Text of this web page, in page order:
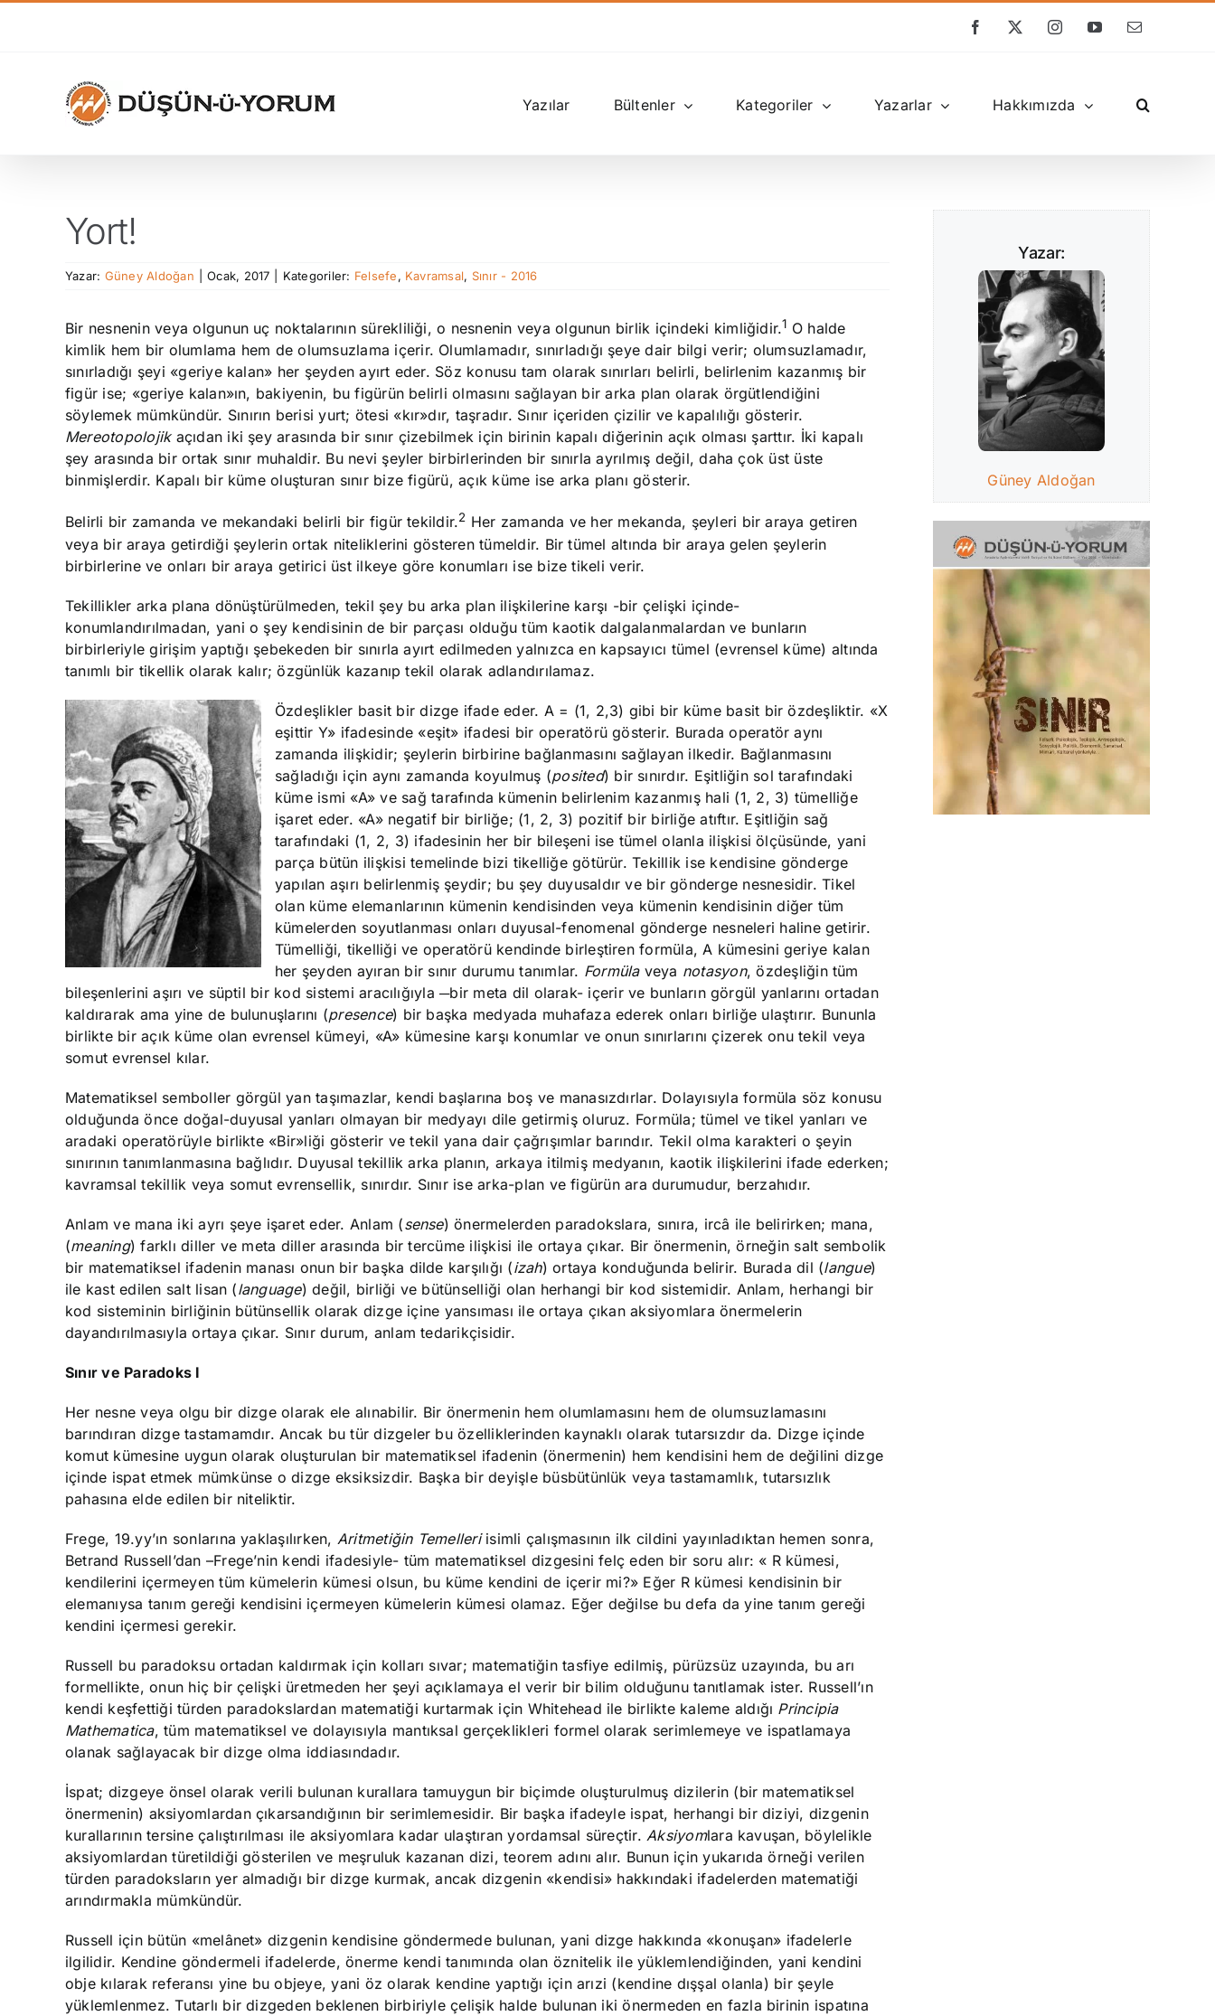
Facebook
X InstagramYouTube
E-
Yazılar Bültenler Kategoriler Yazarlar Hakkımızda
Yort!
Yazar: Güney Aldoğan Ocak, 2017 Kategoriler: Felsefe, Kavramsal, Sınır - 2016
Bir nesnenin veya olgunun uç noktalarının sürekliliği, o nesnenin veya olgunun birlik içindeki kimliğidir.1 O halde
kimlik hem bir olumlama hem de olumsuzlama içerir. Olumlamadır, sınırladığı şeye dair bilgi verir; olumsuzlamadır,
sınırladığı şeyi «geriye kalan» her şeyden ayırt eder. Söz konusu tam olarak sınırları belirli, belirlenim kazanmış bir
figür ise; «geriye kalan»ın, bakiyenin, bu figürün belirli olmasını sağlayan bir arka plan olarak örgütlendiğini
söylemek mümkündür. Sınırın berisi yurt; ötesi «kır»dır, taşradır. Sınır içeriden çizilir ve kapalılığı gösterir.
Mereotopolojikaçıdan iki şey arasında bir sınır çizebilmek için birinin kapalı diğerinin açık olması şarttır. İki kapalı
şey arasında bir ortak sınır muhaldir. Bu nevi şeyler birbirlerinden bir sınırla ayrılmış değil, daha çok üst üste
binmişlerdir. Kapalı bir küme oluşturan sınır bize figürü, açık küme ise arka planı gösterir.
Belirli bir zamanda ve mekandaki belirli bir figür tekildir.2 Her zamanda ve her mekanda, şeyleri bir araya getiren
veya bir araya getirdiği şeylerin ortak niteliklerini gösteren tümeldir. Bir tümel altında bir araya gelen şeylerin
birbirlerine ve onları bir araya getirici üst ilkeye göre konumları ise bize tikeli verir.
Tekillikler arka plana dönüştürülmeden, tekil şey bu arka plan ilişkilerine karşı -bir çelişki içinde-
konumlandırılmadan, yani o şey kendisinin de bir parçası olduğu tüm kaotik dalgalanmalardan ve bunların
birbirleriyle girişim yaptığı şebekeden bir sınırla ayırt edilmeden yalnızca en kapsayıcı tümel (evrensel küme) altında
tanımlı bir tikellik olarak kalır; özgünlük kazanıp tekil olarak adlandırılamaz.
Özdeşlikler basit bir dizge ifade eder. A = (1, 2,3) gibi bir küme basit bir özdeşliktir. «X
eşittir Y» ifadesinde «eşit» ifadesi bir operatörü gösterir. Burada operatör aynı
zamanda ilişkidir; şeylerin birbirine bağlanmasını sağlayan ilkedir. Bağlanmasını
sağladığı için aynı zamanda koyulmuş (posited) bir sınırdır. Eşitliğin sol tarafındaki
küme ismi «A» ve sağ tarafında kümenin belirlenim kazanmış hali (1, 2, 3) tümelliğe
işaret eder. «A» negatif bir birliğe; (1, 2, 3) pozitif bir birliğe atıftır. Eşitliğin sağ
tarafındaki (1, 2, 3) ifadesinin her bir bileşeni ise tümel olanla ilişkisi ölçüsünde, yani
parça bütün ilişkisi temelinde bizi tikelliğe götürür. Tekillik ise kendisine gönderge
yapılan aşırı belirlenmiş şeydir; bu şey duyusaldır ve bir gönderge nesnesidir. Tikel
olan küme elemanlarının kümenin kendisinden veya kümenin kendisinin diğer tüm
kümelerden soyutlanması onları duyusal-fenomenal gönderge nesneleri haline getirir.
Tümelliği, tikelliği ve operatörü kendinde birleştiren formüla, A kümesini geriye kalan
her şeyden ayıran bir sınır durumu tanımlar. Formülaveya notasyon, özdeşliğin tüm
bileşenlerini aşırı ve süptil bir kod sistemi aracılığıyla ─bir meta dil olarak- içerir ve bunların görgül yanlarını ortadan
kaldırarak ama yine de bulunuşlarını (presence) bir başka medyada muhafaza ederek onları birliğe ulaştırır. Bununla
birlikte bir açık küme olan evrensel kümeyi, «A» kümesine karşı konumlar ve onun sınırlarını çizerek onu tekil veya
somut evrensel kılar.
Matematiksel semboller görgül yan taşımazlar, kendi başlarına boş ve manasızdırlar. Dolayısıyla formüla söz konusu
olduğunda önce doğal-duyusal yanları olmayan bir medyayı dile getirmiş oluruz. Formüla; tümel ve tikel yanları ve
aradaki operatörüyle birlikte «Bir»liği gösterir ve tekil yana dair çağrışımlar barındır. Tekil olma karakteri o şeyin
sınırının tanımlanmasına bağlıdır. Duyusal tekillik arka planın, arkaya itilmiş medyanın, kaotik ilişkilerini ifade ederken;
kavramsal tekillik veya somut evrensellik, sınırdır. Sınır ise arka-plan ve figürün ara durumudur, berzahıdır.
Anlam ve mana iki ayrı şeye işaret eder. Anlam (sense) önermelerden paradokslara, sınıra, ircâ ile belirirken; mana,
(meaning) farklı diller ve meta diller arasında bir tercüme ilişkisi ile ortaya çıkar. Bir önermenin, örneğin salt sembolik
bir matematiksel ifadenin manası onun bir başka dilde karşılığı (izah) ortaya konduğunda belirir. Burada dil (langue)
ile kast edilen salt lisan (language) değil, birliği ve bütünselliği olan herhangi bir kod sistemidir. Anlam, herhangi bir
kod sisteminin birliğinin bütünsellik olarak dizge içine yansıması ile ortaya çıkan aksiyomlara önermelerin
dayandırılmasıyla ortaya çıkar. Sınır durum, anlam tedarikçisidir.
Sınır ve Paradoks I
Her nesne veya olgu bir dizge olarak ele alınabilir. Bir önermenin hem olumlamasını hem de olumsuzlamasını
barındıran dizge tastamamdır. Ancak bu tür dizgeler bu özelliklerinden kaynaklı olarak tutarsızdır da. Dizge içinde
komut kümesine uygun olarak oluşturulan bir matematiksel ifadenin (önermenin) hem kendisini hem de değilini dizge
içinde ispat etmek mümkünse o dizge eksiksizdir. Başka bir deyişle büsbütünlük veya tastamamlık, tutarsızlık
pahasına elde edilen bir niteliktir.
Frege, 19.yy’ın sonlarına yaklaşılırken, Aritmetiğin Temelleriisimli çalışmasının ilk cildini yayınladıktan hemen sonra,
Betrand Russell’dan –Frege’nin kendi ifadesiyle- tüm matematiksel dizgesini felç eden bir soru alır: « R kümesi,
kendilerini içermeyen tüm kümelerin kümesi olsun, bu küme kendini de içerir mi?» Eğer R kümesi kendisinin bir
elemanıysa tanım gereği kendisini içermeyen kümelerin kümesi olamaz. Eğer değilse bu defa da yine tanım gereği
kendini içermesi gerekir.
Russell bu paradoksu ortadan kaldırmak için kolları sıvar; matematiğin tasfiye edilmiş, pürüzsüz uzayında, bu arı
formellikte, onun hiç bir çelişki üretmeden her şeyi açıklamaya el verir bir bilim olduğunu tanıtlamak ister. Russell’ın
kendi keşfettiği türden paradokslardan matematiği kurtarmak için Whitehead ile birlikte kaleme aldığı Principia
Mathematica, tüm matematiksel ve dolayısıyla mantıksal gerçeklikleri formel olarak serimlemeye ve ispatlamaya
olanak sağlayacak bir dizge olma iddiasındadır.
İspat; dizgeye önsel olarak verili bulunan kurallara tamuygun bir biçimde oluşturulmuş dizilerin (bir matematiksel
önermenin) aksiyomlardan çıkarsandığının bir serimlemesidir. Bir başka ifadeyle ispat, herhangi bir diziyi, dizgenin
kurallarının tersine çalıştırılması ile aksiyomlara kadar ulaştıran yordamsal süreçtir. Aksiyomlara kavuşan, böylelikle
aksiyomlardan türetildiği gösterilen ve meşruluk kazanan dizi, teorem adını alır. Bunun için yukarıda örneği verilen
türden paradoksların yer almadığı bir dizge kurmak, ancak dizgenin «kendisi» hakkındaki ifadelerden matematiği
arındırmakla mümkündür.
Russell için bütün «melânet» dizgenin kendisine göndermede bulunan, yani dizge hakkında «konuşan» ifadelerle
ilgilidir. Kendine göndermeli ifadelerde, önerme kendi tanımında olan öznitelik ile yüklemlendiğinden, yani kendini
obje kılarak referansı yine bu objeye, yani öz olarak kendine yaptığı için arızi (kendine dışşal olanla) bir şeyle
yüklemlenmez. Tutarlı bir dizgeden beklenen birbiriyle çelişik halde bulunan iki önermeden en fazla birinin ispatına
Yazar:
Güney Aldoğan